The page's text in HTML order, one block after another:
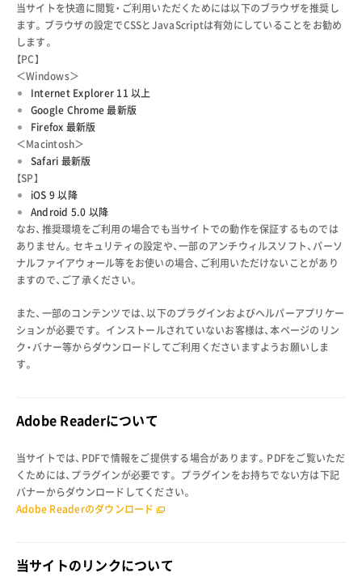
当サイトを快適に閲覧・ご利用いただくためには以下のブラウザを推奨し
ます。 ブラウザの設定でCSSとJavaScriptは有効にしていることをお勧め
します。
【PC】
＜Windows＞
Internet Explorer 11 以上
Google Chrome 最新版
Firefox 最新版
＜Macintosh＞
Safari 最新版
【SP】
iOS 9 以降
Android 5.0 以降
なお、推奨環境をご利用の場合でも当サイトでの動作を保証するものでは
ありません。セキュリティの設定や、一部のアンチウィルスソフト、パーソ
ナルファイアウォール等をお使いの場合、ご利用いただけないことがあり
ますので、ご了承ください。
また、一部のコンテンツでは、以下のプラグインおよびヘルパーアプリケー
ションが必要です。 インストールされていないお客様は、本ページのリン
ク・バナー等からダウンロードしてご利用くださいますようお願いしま
す。
Adobe Readerについて
当サイトでは、PDFで情報をご提供する場合があります。PDFをご覧いただ
くためには、プラグインが必要です。 プラグインをお持ちでない方は下記
バナーからダウンロードしてください。
Adobe Readerのダウンロード
当サイトのリンクについて